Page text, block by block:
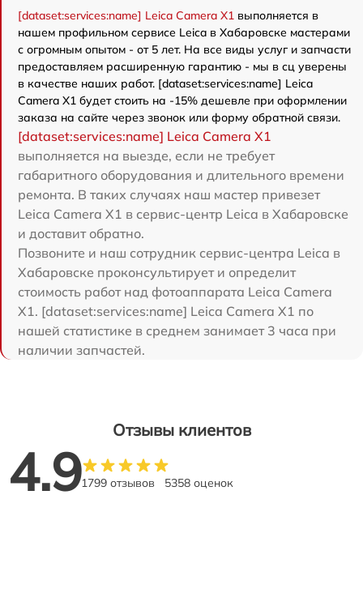
[dataset:services:name] Leica Camera X1 выполняется в
нашем профильном сервисе Leica в Хабаровске мастерами
с огромным опытом - от 5 лет. На все виды услуг и запчасти
предоставляем расширенную гарантию - мы в сц уверены
в качестве наших работ. [dataset:services:name] Leica
Camera X1 будет стоить на -15% дешевле при оформлении
заказа на сайте через звонок или форму обратной связи.
[dataset:services:name] Leica Camera X1
выполняется на выезде, если не требует
габаритного оборудования и длительного времени
ремонта. В таких случаях наш мастер привезет
Leica Camera X1 в сервис-центр Leica в Хабаровске
и доставит обратно.
Позвоните и наш сотрудник сервис-центра Leica в
Хабаровске проконсультирует и определит
стоимость работ над фотоаппарата Leica Camera
X1. [dataset:services:name] Leica Camera X1 по
нашей статистике в среднем занимает 3 часа при
наличии запчастей.
Отзывы клиентов
4.91799 отзывов 5358 оценок